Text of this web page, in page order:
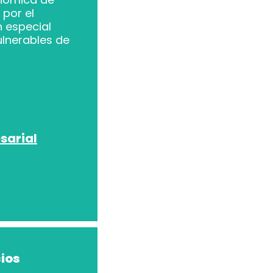
el
especial
de